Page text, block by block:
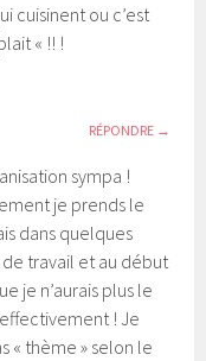
cuisinent ou c’est
« !! !
RÉPONDRE
sympa !
je prends le
dans quelques
travail et au début
je n’aurais plus le
! Je
« thème » selon le